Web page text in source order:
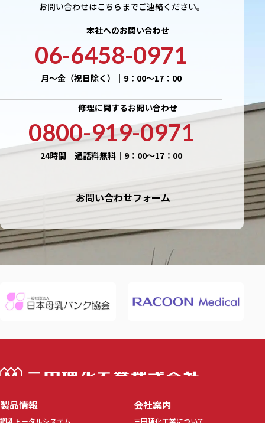
お問い合わせはこちらまでご連絡ください。
本社へのお問い合わせ
06-6458-0971
月〜金（祝日除く）｜9：00〜17：00
修理に関するお問い合わせ
0800-919-0971
24時間 通話料無料｜9：00〜17：00
お問い合わせフォーム
三田理化工業
製品情報
調乳トータルシステム
会社案内
三田理化工業について